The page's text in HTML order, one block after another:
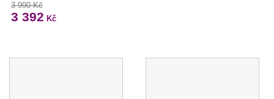
3 990 Kč
3 392 Kč